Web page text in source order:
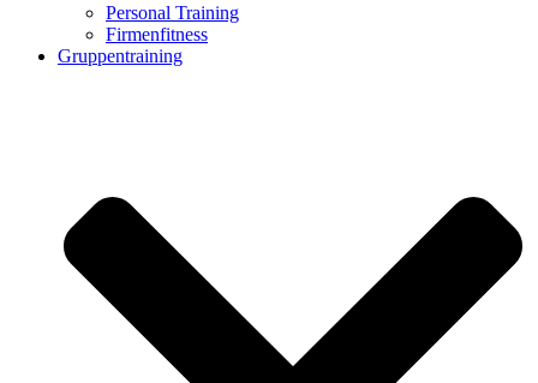
Personal Training
Firmenfitness
Gruppentraining